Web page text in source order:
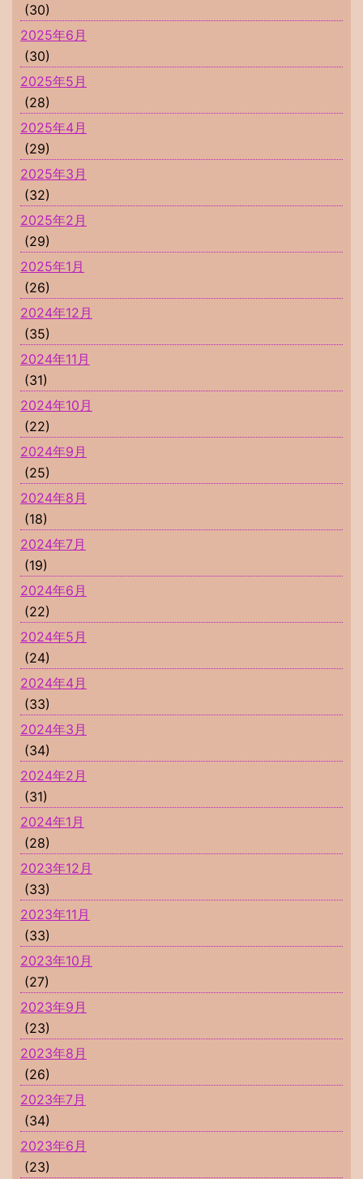
(30)
2025年6月
(30)
2025年5月
(28)
2025年4月
(29)
2025年3月
(32)
2025年2月
(29)
2025年1月
(26)
2024年12月
(35)
2024年11月
(31)
2024年10月
(22)
2024年9月
(25)
2024年8月
(18)
2024年7月
(19)
2024年6月
(22)
2024年5月
(24)
2024年4月
(33)
2024年3月
(34)
2024年2月
(31)
2024年1月
(28)
2023年12月
(33)
2023年11月
(33)
2023年10月
(27)
2023年9月
(23)
2023年8月
(26)
2023年7月
(34)
2023年6月
(23)